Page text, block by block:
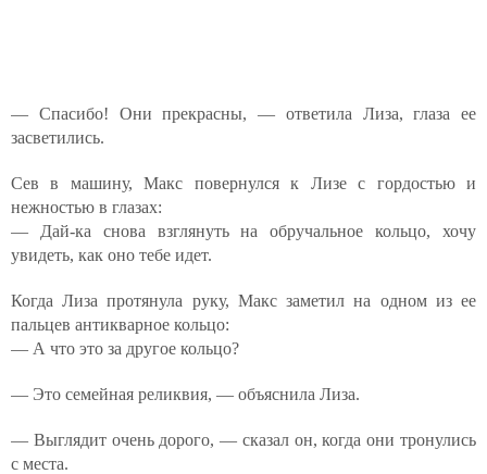
— Спасибо! Они прекрасны, — ответила Лиза, глаза ее
засветились.
Сев в машину, Макс повернулся к Лизе с гордостью и
нежностью в глазах:
— Дай-ка снова взглянуть на обручальное кольцо, хочу
увидеть, как оно тебе идет.
Когда Лиза протянула руку, Макс заметил на одном из ее
пальцев антикварное кольцо:
— А что это за другое кольцо?
— Это семейная реликвия, — объяснила Лиза.
— Выглядит очень дорого, — сказал он, когда они тронулись
с места.